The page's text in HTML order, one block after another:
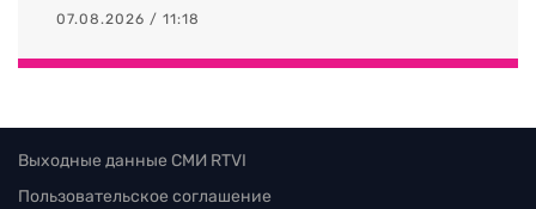
07.08.2026 / 11:18
Выходные данные СМИ RTVI
Пользовательское соглашение